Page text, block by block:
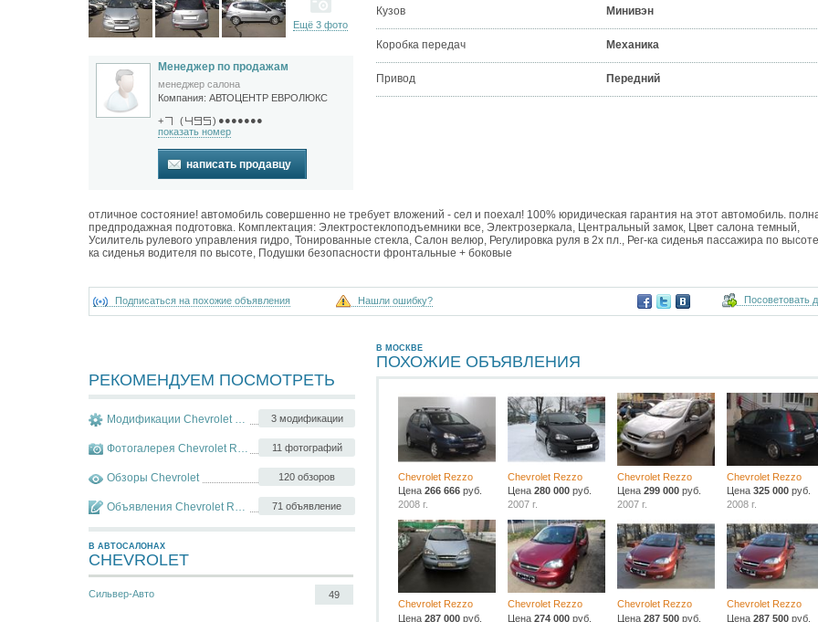
Ещё 3 фото
Менеджер по продажам
менеджер салона
Компания: АВТОЦЕНТР ЕВРОЛЮКС
+ ( ) ●●●●●●●
показать номер
написать продавцу
Кузов Минивэн
Коробка передач Механика
Привод Передний
отличное состояние! автомобиль совершенно не требует вложений - сел и поехал! 100% юридическая гарантия на этот автомобиль.
предпродажная подготовка. Комплектация: Электростеклоподъемники все, Электрозеркала, Центральный замок, Цвет салона темный,
Усилитель рулевого управления гидро, Тонированные стекла, Салон велюр, Регулировка руля в 2х пл., Рег-ка сиденья пассажира по
ка сиденья водителя по высоте, Подушки безопасности фронтальные + боковые
Посоветовать
Подписаться на похожие объявления Нашли ошибку?
РЕКОМЕНДУЕМ ПОСМОТРЕТЬ
3 модификации
Модификации Chevrolet Rezzo
11 фотографий
Фотогалерея Chevrolet Rezzo
120 обзоров
Обзоры Chevrolet
71 объявление
Объявления Chevrolet Rezzo
В АВТОСАЛОНАХ
CHEVROLET
Сильвер-Авто 49
В МОСКВЕ
ПОХОЖИЕ ОБЪЯВЛЕНИЯ
Chevrolet Rezzo
Цена266 666 руб.
2008 г.
Chevrolet Rezzo
Цена280 000 руб.
2007 г.
Chevrolet Rezzo
Цена 299 000руб.
2007 г.
Chevrolet Rezzo
Цена 325 000руб.
2008 г.
Chevrolet Rezzo
Цена287 000 руб.
Chevrolet Rezzo
Цена274 000 руб.
Chevrolet Rezzo
Цена 287 500руб.
Chevrolet Rezzo
Цена 287 500руб.